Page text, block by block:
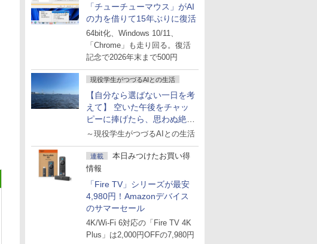
「チューチューマウス」がAI
の力を借りて15年ぶりに復活
64bit化、Windows 10/11、
「Chrome」も走り回る。復活
記念で2026年末まで500円
現役学生がつづるAIとの生活
【自分なら選ばない一日を考
えて】 空いた午後をチャッ
ピーに捧げたら、思わぬ絶景
に出会った話
～現役学生がつづるAIとの生活
連載
本日みつけたお買い得
情報
「Fire TV」シリーズが最安
4,980円！Amazonデバイス
のサマーセール
4K/Wi-Fi 6対応の「Fire TV 4K
Plus」は2,000円OFFの7,980円